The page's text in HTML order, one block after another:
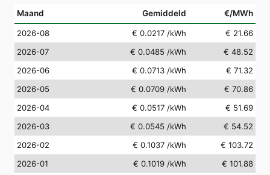
Maand Gemiddeld €/MWh
2026-08 € 0.0217 /kWh
€ 21.66
2026-07
€ 0.0485 /kWh
€ 48.52
2026-06
€ 0.0713 /kWh
€ 71.32
2026-05
€ 0.0709 /kWh
€ 70.86
2026-04
€ 0.0517 /kWh
€ 51.69
2026-03
€ 0.0545 /kWh
€ 54.52
2026-02
€ 0.1037 /kWh
€ 103.72
2026-01
€ 0.1019 /kWh
€ 101.88